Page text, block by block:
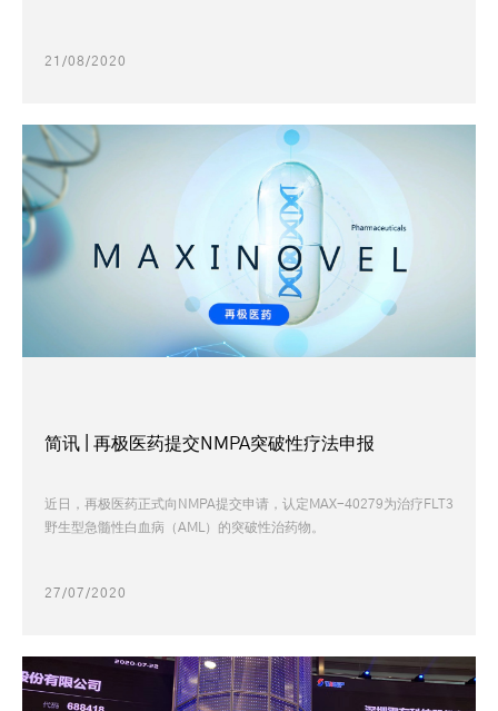
21/08/2020
简讯 | 再极医药提交NMPA突破性疗法申报
近日，再极医药正式向NMPA提交申请，认定MAX-40279为治疗FLT3
野生型急髓性白血病（AML）的突破性治药物。
27/07/2020